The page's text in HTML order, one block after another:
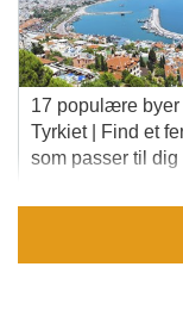
17 populære byer
Tyrkiet | Find et
som passer til dig